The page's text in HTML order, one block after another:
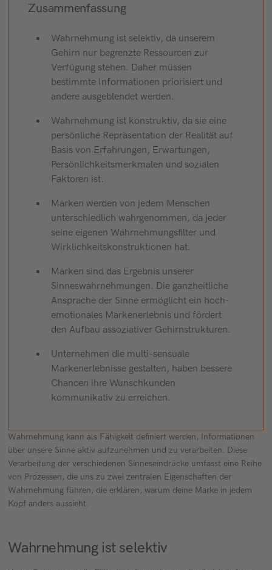
Zusammenfassung
Wahrnehmung ist selektiv, da unserem
Gehirn nur begrenzte Ressourcen zur
Verfügung stehen. Daher müssen
bestimmte Informationen priorisiert und
andere ausgeblendet werden.
Wahrnehmung ist konstruktiv, da sie eine
persönliche Repräsentation der Realität auf
Basis von Erfahrungen, Erwartungen,
Persönlichkeitsmerkmalen und sozialen
Faktoren ist.
Marken werden von jedem Menschen
unterschiedlich wahrgenommen, da jeder
seine eigenen Wahrnehmungsfilter und
Wirklichkeitskonstruktionen hat.
Marken sind das Ergebnis unserer
Sinneswahrnehmungen. Die ganzheitliche
Ansprache der Sinne ermöglicht ein hoch-
emotionales Markenerlebnis und fördert
den Aufbau assoziativer Gehirnstrukturen.
Unternehmen die multi-sensuale
Markenerlebnisse gestalten, haben bessere
Chancen ihre Wunschkunden
kommunikativ zu erreichen.
Wahrnehmung kann als Fähigkeit definiert werden, Informationen
über unsere Sinne aktiv aufzunehmen und zu verarbeiten. Diese
Verarbeitung der verschiedenen Sinneseindrücke umfasst eine Reihe
von Prozessen, die uns zu zwei zentralen Eigenschaften der
Wahrnehmung führen, die erklären, warum deine Marke in jedem
Kopf anders aussieht.
Wahrnehmung ist selektiv